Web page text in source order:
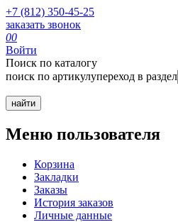
+7 (812) 350-45-25
заказать звонок
00
Войти
Поиск по каталогу
поиск по артикулупереход в раздел
Меню пользователя
Корзина
Закладки
Заказы
История заказов
Личные данные